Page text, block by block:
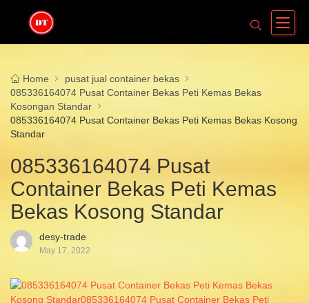
Home
pusat jual container bekas
085336164074 Pusat Container Bekas Peti Kemas Bekas
Kosongan Standar
085336164074 Pusat Container Bekas Peti Kemas Bekas Kosong
Standar
085336164074 Pusat
Container Bekas Peti Kemas
Bekas Kosong Standar
desy-trade
May 17, 2022